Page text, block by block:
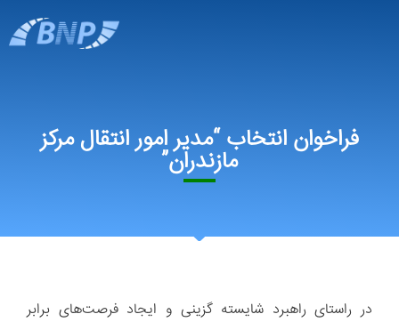
فراخوان انتخاب “مدیر امور انتقال مرکز
مازندران”
در راستای راهبرد شایسته گزینی و ایجاد فرصت‌های برابر